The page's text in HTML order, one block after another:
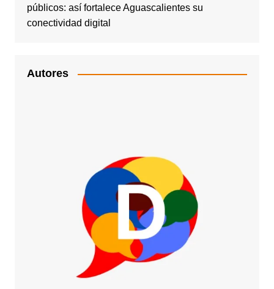
públicos: así fortalece Aguascalientes su
conectividad digital
Autores